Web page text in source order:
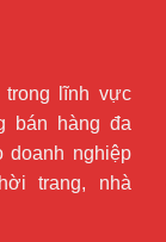
lĩnh vực
bán hàng đa
doanh nghiệp
trang, nhà